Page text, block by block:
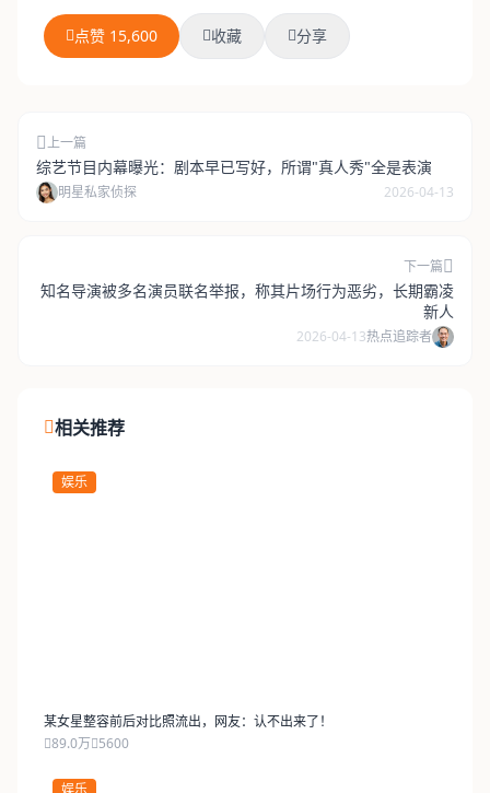
点赞 15,600 收藏 分享
上一篇
综艺节目内幕曝光：剧本早已写好，所谓"真人秀"全是表演
明星私家侦探 2026-04-13
下一篇
知名导演被多名演员联名举报，称其片场行为恶劣，长期霸凌
新人
2026-04-13热点追踪者
相关推荐
娱乐
某女星整容前后对比照流出，网友：认不出来了！
89.0万 5600